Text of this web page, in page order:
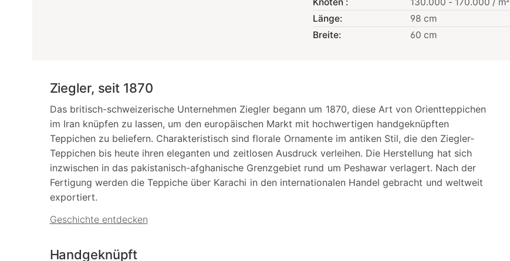
Länge:
98 cm
Breite:
60 cm
Ziegler, seit 1870
Das britisch-schweizerische Unternehmen Ziegler begann um 1870, diese Art von Orientteppichen
im Iran knüpfen zu lassen, um den europäischen Markt mit hochwertigen handgeknüpften
Teppichen zu beliefern. Charakteristisch sind florale Ornamente im antiken Stil, die den Ziegler-
Teppichen bis heute ihren eleganten und zeitlosen Ausdruck verleihen. Die Herstellung hat sich
inzwischen in das pakistanisch-afghanische Grenzgebiet rund um Peshawar verlagert. Nach der
Fertigung werden die Teppiche über Karachi in den internationalen Handel gebracht und weltweit
exportiert.
Geschichte entdecken
Handgeknüpft